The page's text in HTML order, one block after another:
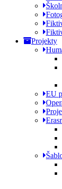
Projekty
EU